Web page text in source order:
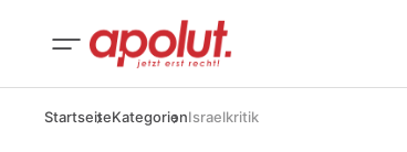
StartseiteKategorienIsraelkritik